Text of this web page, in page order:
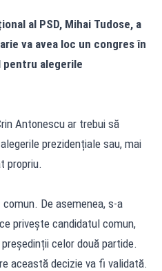
al PSD, Mihai Tudose, a
va avea loc un congres în
pentru alegerile
Antonescu ar trebui să
prezidențiale sau, mai
propriu.
De asemenea, s-a
privește candidatul comun,
celor două partide.
această decizie va fi validată.